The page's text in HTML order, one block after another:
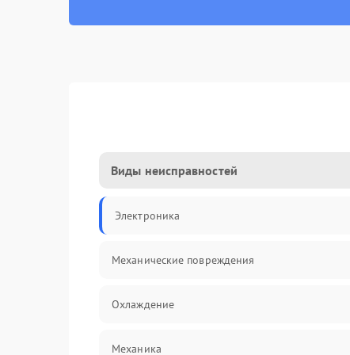
Виды неисправностей
Электроника
Механические повреждения
Охлаждение
Механика